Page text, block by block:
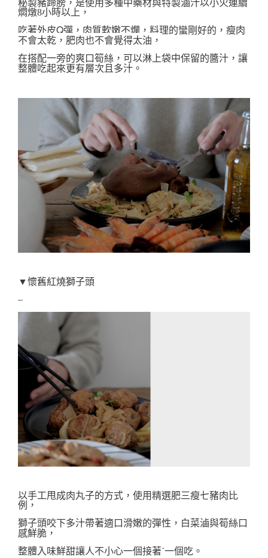
秘製
使用多種中藥材與特製滷汁以小火連續
燜燉8小時以上，
吃著外皮Q彈，肉質軟嫩不爛，料理的蠻剛好的，瘦肉
不會太乾，肥肉也不會覺得太油，
在搭配一旁的爽口筍絲，可以淋上袋中保留的醬汁，讓
整體吃起來更有層次且多汁。
▼懷舊紅燒獅子頭
–
以手工甩成肉丸子的方式，使用精選肥三瘦七豬肉比
例，
獅子頭咬下多汁帶著適口滑嫩的彈性， 白菜滷與筍絲口
感鮮脆，
整體入味鮮甜讓人不小心一個接著˙一個吃。